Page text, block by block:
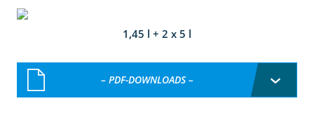
1,45 l + 2 x 5 l
– PDF-DOWNLOADS –